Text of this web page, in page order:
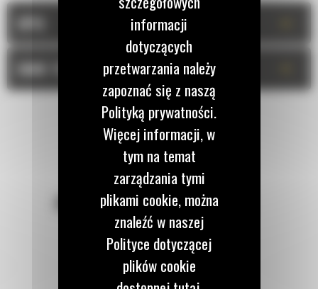
DANE TECHNICZNE
POZOSTAŃMY W KONTAKCIE
informacji
dotyczących
przetwarzania należy
zapoznać się z naszą
Polityką prywatności.
Więcej informacji, w
tym na temat
zarządzania tymi
plikami cookie, można
znaleźć w naszej
Polityce dotyczącej
plików cookie